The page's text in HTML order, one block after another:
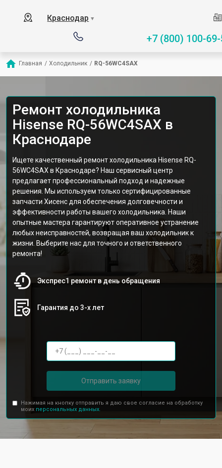
Краснодар ▼
+7 (800) 100-
Главная / Холодильник / RQ-56WC4SAX
Ремонт холодильника
Hisense RQ-56WC4SAX в
Краснодаре
Ищете качественный ремонт холодильника Hisense RQ-
56WC4SAX в Краснодаре? Наш сервисный центр
предлагает профессиональный подход и надежные
решения. Мы используем только сертифицированные
запчасти Хисенс для обеспечения долговечности и
эффективности работы вашего холодильника. Наши
опытные мастера гарантируют оперативное устранение
любых неисправностей, возвращая ваш холодильник к
жизни. Выберите нас для точного и ответственного
ремонта!
Экспрес1 ремонт в день обращения
Гарантия до 3-х лет
Отправить заявку
Нажимая на кнопку отправить я даю свое согласие на обработку
моих персональных данных.